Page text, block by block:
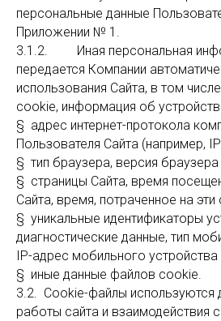
персональные данные
Приложении № 1.
3.1.2. Иная персональная
передается Компании
использования Сайта, в том
cookie, информация об
§ адрес интернет-протокола
Пользователя Сайта (например,
§ тип браузера, версия браузера
§ страницы Сайта, время
Сайта, время, потраченное на эти
§ уникальные идентификаторы
диагностические данные, тип
IP-адрес мобильного устройства
§ иные данные файлов cookie.
3.2. Cookie-файлы используются
работы сайта и взаимодействия